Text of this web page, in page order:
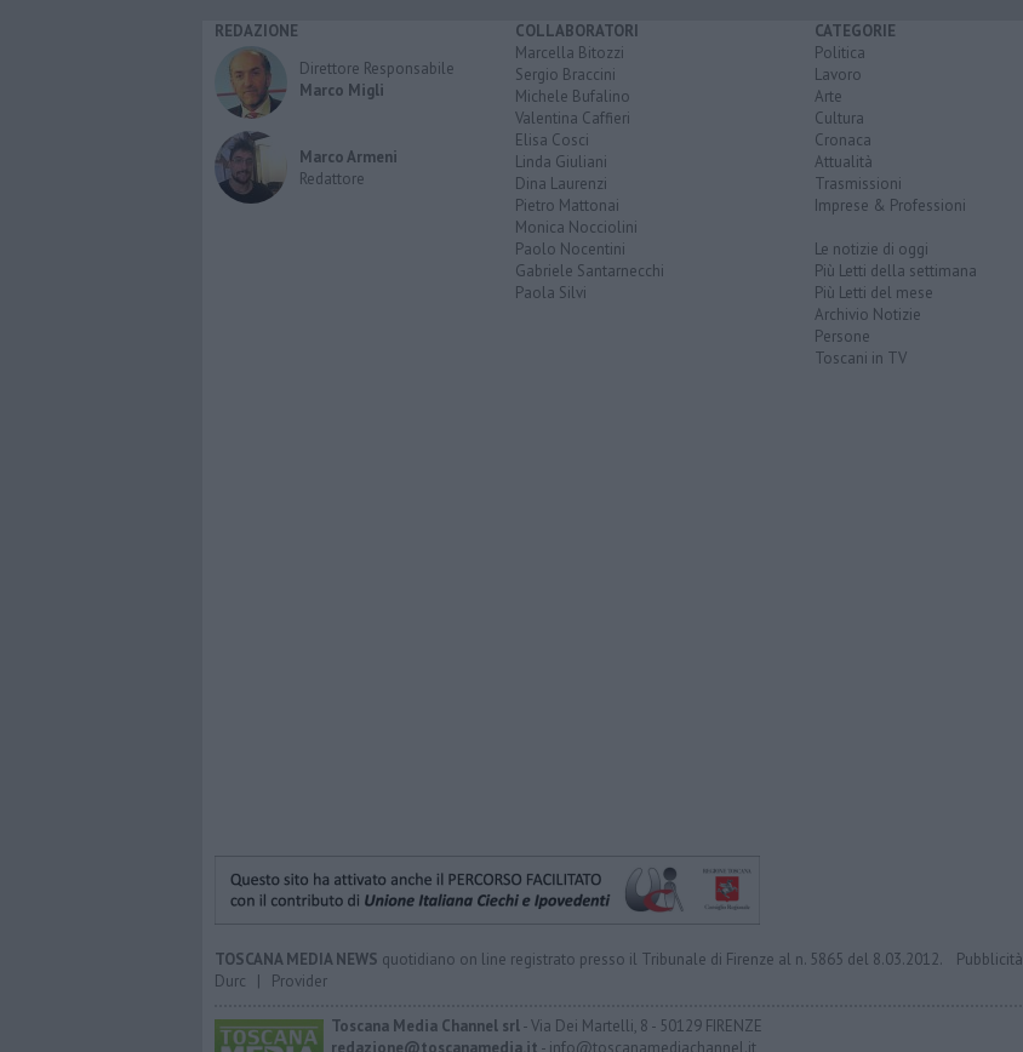
REDAZIONE
Direttore Responsabile
Marco Migli
Marco Armeni
Redattore
COLLABORATORI
Marcella Bitozzi
Sergio Braccini
Michele Bufalino
Valentina Caffieri
Elisa Cosci
Linda Giuliani
Dina Laurenzi
Pietro Mattonai
Monica Nocciolini
Paolo Nocentini
Gabriele Santarnecchi
Paola Silvi
CATEGORIE
Politica
Lavoro
Arte
Cultura
Cronaca
Attualità
Trasmissioni
Imprese & Professioni
Le notizie di oggi
Più Letti della settimana
Più Letti del mese
Archivio Notizie
Persone
Toscani in TV
TOSCANA MEDIA NEWS quotidiano on line registrato presso il Tribunale di Firenze al n. 5865 del 8.03.2012. Pubblicità
Durc | Provider
Toscana Media Channel srl- Via Dei Martelli, 8 - 50129 FIRENZE
redazione@toscanamedia.it - info@toscanamediachannel.it